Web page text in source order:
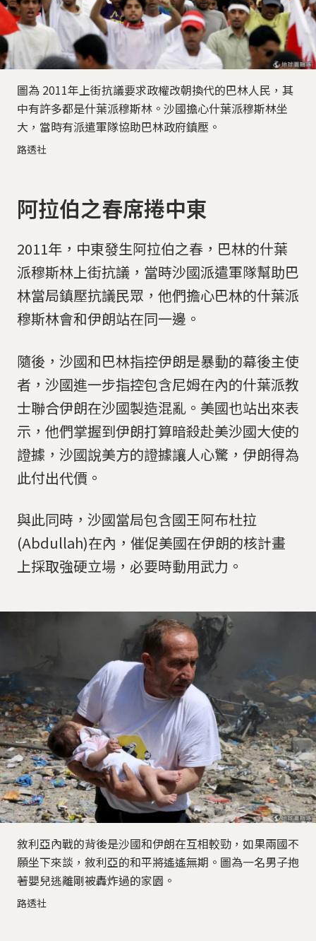
圖為 2011年上街抗議要求政權改朝換代的巴林人民，其
中有許多都是什葉派穆斯林。沙國擔心什葉派穆斯林坐
大，當時有派遣軍隊協助巴林政府鎮壓。
路透社
阿拉伯之春席捲中東
​​​​​​​​​​​​​​2011年，中東發生阿拉伯之春，巴林的什葉
派穆斯林上街抗議，當時沙國派遣軍隊幫助巴
林當局鎮壓抗議民眾，他們擔心巴林的什葉派
穆斯林會和伊朗站在同一邊。
隨後，沙國和巴林指控伊朗是暴動的幕後主使
者，沙國進一步指控包含尼姆在內的什葉派教
士聯合伊朗在沙國製造混亂。美國也站出來表
示，他們掌握到伊朗打算暗殺赴美沙國大使的
證據，沙國說美方的證據讓人心驚，伊朗得為
此付出代價。
與此同時，沙國當局包含國王阿布杜拉
(Abdullah)在內，催促美國在伊朗的核計畫
上採取強硬立場，必要時動用武力。
敘利亞內戰的背後是沙國和伊朗在互相較勁，如果兩國不
願坐下來談，敘利亞的和平將遙遙無期。圖為一名男子抱
著嬰兒逃離剛被轟炸過的家園。
路透社